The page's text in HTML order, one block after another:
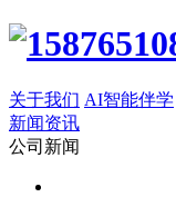
关于我们 AI智能伴学
新闻资讯
公司新闻